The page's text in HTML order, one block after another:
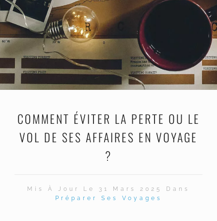
COMMENT ÉVITER LA PERTE OU LE
VOL DE SES AFFAIRES EN VOYAGE
?
Mis À Jour Le 31 Mars 2025 Dans
Préparer Ses Voyages